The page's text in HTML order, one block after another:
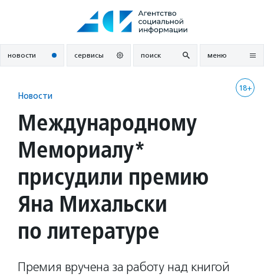
новости сервисы поиск меню
18+
Новости
Международному
Мемориалу*
присудили премию
Яна Михальски
по литературе
Премия вручена за работу над книгой